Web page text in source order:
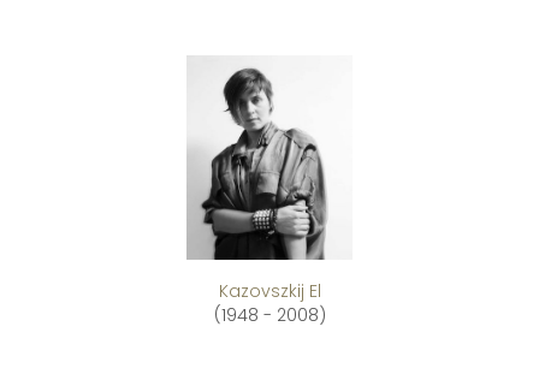
Kazovszkij El
(1948 - 2008)